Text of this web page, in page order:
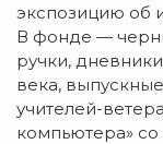
экспозицию об
В фонде —
ручки,
века,
учителей-
компьютера»